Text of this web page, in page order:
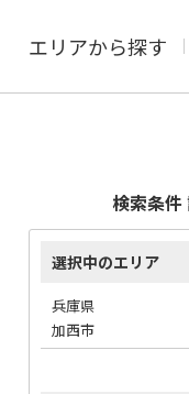
エリアから探す
検索条件
選択中のエリア
兵庫県
加西市